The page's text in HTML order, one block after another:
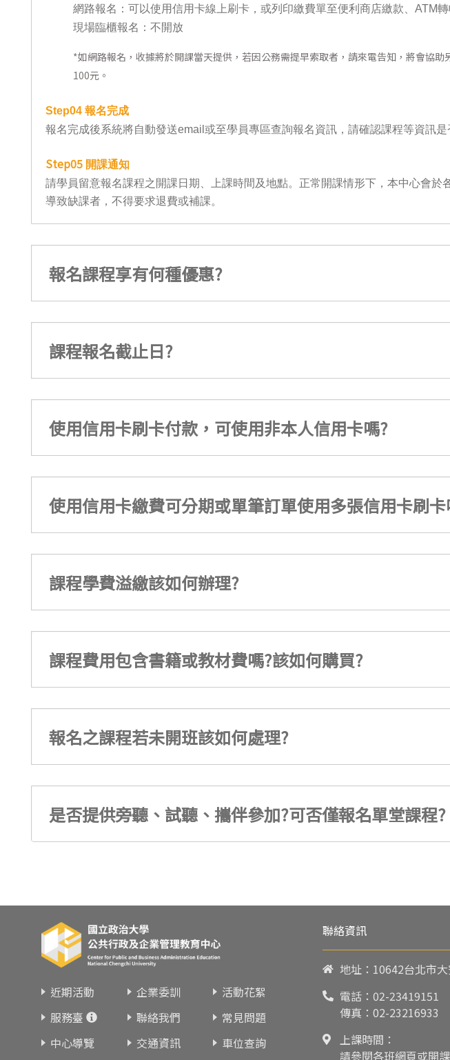
網路報名：可以使用信用卡線上刷卡，或列印繳費單至便利商店繳款、ATM
現場臨櫃報名：不開放
*如網路報名，收據將於開課當天提供，若因公務需提早索取者，請來電告知，將會協
100元。
Step04 報名完成
報名完成後系統將自動發送email或至學員專區查詢報名資訊，請確認課程等資訊是
Step05 開課通知
請學員留意報名課程之開課日期、上課時間及地點。正常開課情形下，本中心會
導致缺課者，不得要求退費或補課。
報名課程享有何種優惠?
課程報名截止日?
使用信用卡刷卡付款，可使用非本人信用卡嗎?
使用信用卡繳費可分期或單筆訂單使用多張信用卡刷卡
課程學費溢繳該如何辦理?
課程費用包含書籍或教材費嗎?該如何購買?
報名之課程若未開班該如何處理?
是否提供旁聽、試聽、攜伴參加?可否僅報名單堂課程?
近期活動 企業委訓
活動花絮
服務臺
聯絡我們
常見問題
中心導覽
交通資訊
車位查詢
聯絡資訊
地址：10642台北市
電話： 02-23419151
傳真：02-23216933
上課時間：
請參閱各班網頁或開